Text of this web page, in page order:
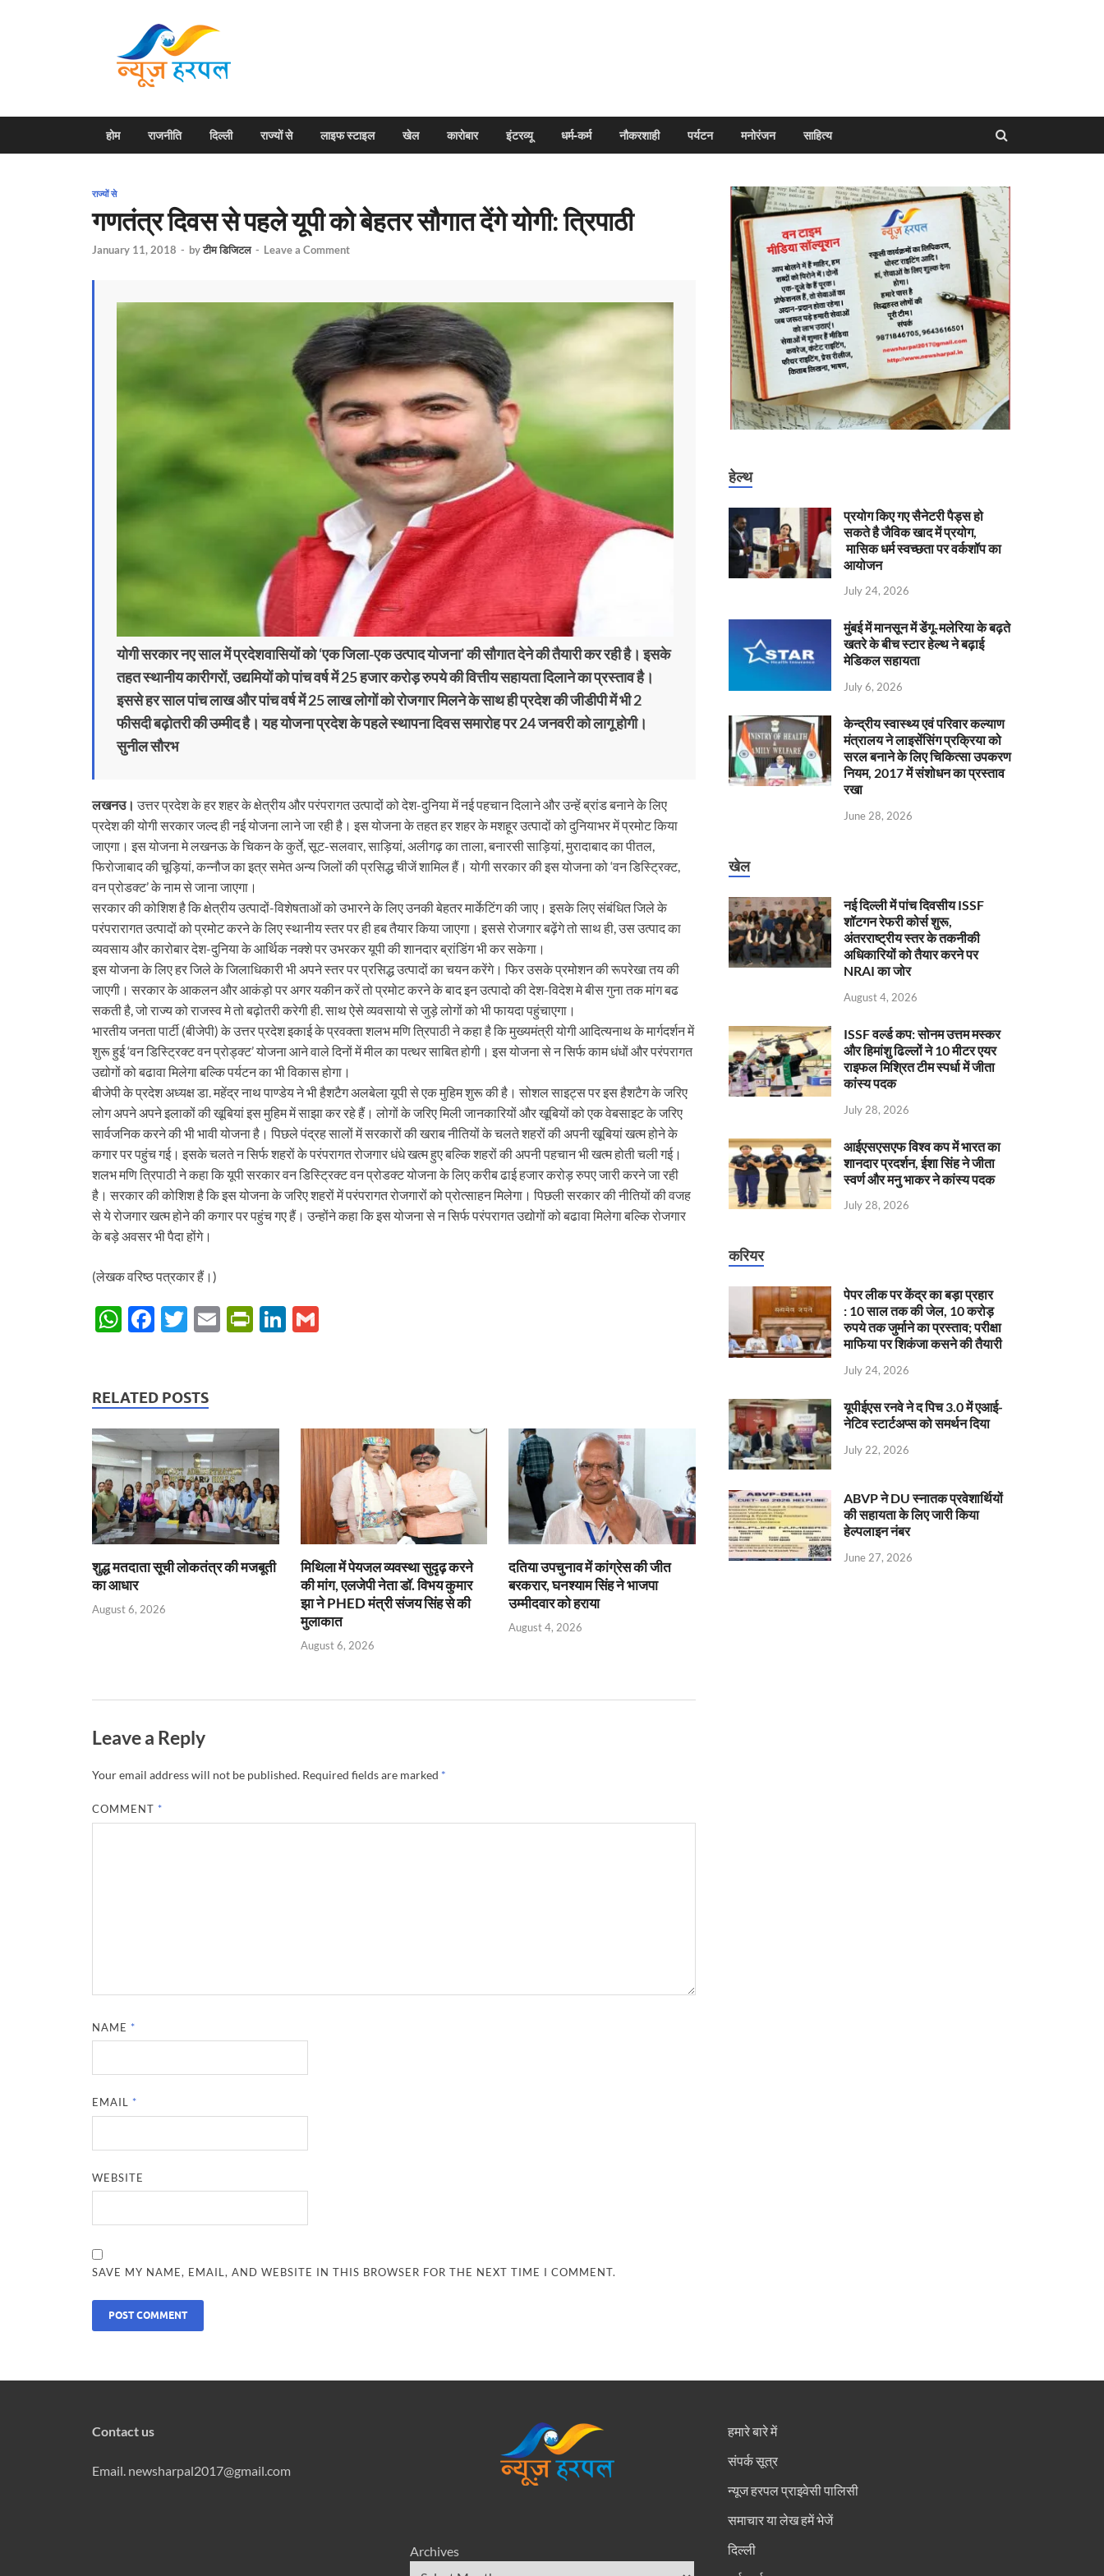
होम राजनीति दिल्ली राज्यों से लाइफ स्टाइल खेल कारोबार इंटरव्यू धर्म-कर्म नौकरशाही पर्यटन मनोरंजन साहित्य
राज्यों से
गणतंत्र दिवस से पहले यूपी को बेहतर सौगात देंगे योगी: त्रिपाठी
January 11, 2018 - byटीम डिजिटल - Leave a Comment
योगी सरकार नए साल में प्रदेशवासियों को ‘एक जिला-एक उत्पाद योजना’ की सौगात देने की तैयारी कर रही है। इसके
तहत स्थानीय कारीगरों, उद्यमियों को पांच वर्ष में 25 हजार करोड़ रुपये की वित्तीय सहायता दिलाने का प्रस्ताव है।
इससे हर साल पांच लाख और पांच वर्ष में 25 लाख लोगों को रोजगार मिलने के साथ ही प्रदेश की जीडीपी में भी 2
फीसदी बढ़ोतरी की उम्मीद है। यह योजना प्रदेश के पहले स्थापना दिवस समारोह पर 24 जनवरी को लागू होगी।
सुनील सौरभ
लखनउ। उत्तर प्रदेश के हर शहर के क्षेत्रीय और परंपरागत उत्पादों को देश-दुनिया में नई पहचान दिलाने और उन्हें ब्रांड बनाने के लिए
प्रदेश की योगी सरकार जल्द ही नई योजना लाने जा रही है। इस योजना के तहत हर शहर के मशहूर उत्पादों को दुनियाभर में प्रमोट किया
जाएगा। इस योजना मे लखनऊ के चिकन के कुर्ते, सूट-सलवार, साड़ियां, अलीगढ़ का ताला, बनारसी साड़ियां, मुरादाबाद का पीतल,
फिरोजाबाद की चूड़ियां, कन्नौज का इत्र समेत अन्य जिलों की प्रसिद्ध चीजें शामिल हैं। योगी सरकार की इस योजना को ‘वन डिस्ट्रिक्ट,
वन प्रोडक्ट’ के नाम से जाना जाएगा।
सरकार की कोशिश है कि क्षेत्रीय उत्पादों-विशेषताओं को उभारने के लिए उनकी बेहतर मार्केटिंग की जाए। इसके लिए संबंधित जिले के
परंपरारागत उत्पादों को प्रमोट करने के लिए स्थानीय स्तर पर ही हब तैयार किया जाएगा। इससे रोजगार बढ़ेंगे तो साथ ही, उस उत्पाद का
व्यवसाय और कारोबार देश-दुनिया के आर्थिक नक्शे पर उभरकर यूपी की शानदार ब्रांडिंग भी कर सकेगा।
इस योजना के लिए हर जिले के जिलाधिकारी भी अपने स्तर पर प्रसिद्ध उत्पादों का चयन करेंगे। फिर उसके प्रमोशन की रूपरेखा तय की
जाएगी। सरकार के आकलन और आकंड़ो पर अगर यकीन करें तो प्रमोट करने के बाद इन उत्पादो की देश-विदेश मे बीस गुना तक मांग बढ
सकती है, जो राज्य को राजस्व मे तो बढ़ोतरी करेगी ही. साथ ऐसे व्यवसायो से जुड़े लोगों को भी फायदा पहुंचाएगा।
भारतीय जनता पार्टी (बीजेपी) के उत्तर प्रदेश इकाई के प्रवक्ता शलभ मणि त्रिपाठी ने कहा है कि मुख्यमंत्री योगी आदित्यनाथ के मार्गदर्शन में
शुरू हुई ‘वन डिस्ट्रिक्ट वन प्रोड्क्ट’ योजना आने वाले दिनों में मील का पत्थर साबित होगी। इस योजना से न सिर्फ काम धंधों और परंपरागत
उद्योगों को बढावा मिलेगा बल्कि पर्यटन का भी विकास होगा।
बीजेपी के प्रदेश अध्यक्ष डा. महेंद्र नाथ पाण्डेय ने भी हैशटैग अलबेला यूपी से एक मुहिम शुरू की है। सोशल साइट्स पर इस हैशटैग के जरिए
लोग अपने अपने इलाकों की खूबियां इस मुहिम में साझा कर रहे हैं। लोगों के जरिए मिली जानकारियों और खूबियों को एक वेबसाइट के जरिए
सार्वजनिक करने की भी भावी योजना है। पिछले पंद्रह सालों में सरकारों की खराब नीतियों के चलते शहरों की अपनी खूबियां खत्म होने के
कगार पर पहुंच गई। इसके चलते न सिर्फ शहरों के परंपरागत रोजगार धंधे खत्म हुए बल्कि शहरों की अपनी पहचान भी खत्म होती चली गई।
शलभ मणि त्रिपाठी ने कहा कि यूपी सरकार वन डिस्ट्रिक्ट वन प्रोडक्ट योजना के लिए करीब ढाई हजार करोड़ रुपए जारी करने जा रही
है। सरकार की कोशिश है कि इस योजना के जरिए शहरों में परंपरागत रोजगारों को प्रोत्साहन मिलेगा। पिछली सरकार की नीतियों की वजह
से ये रोजगार खत्म होने की कगार पर पहुंच गए हैं। उन्होंने कहा कि इस योजना से न सिर्फ परंपरागत उद्योगों को बढावा मिलेगा बल्कि रोजगार
के बड़े अवसर भी पैदा होंगे।
(लेखक वरिष्ठ पत्रकार हैं।)
W
s
A
p
p
F
b
o
o
k
T
er
E
P
ie
n
dl
y
Li
dI
RELATED POSTS
शुद्ध मतदाता सूची लोकतंत्र की मजबूती
का आधार
August 6, 2026
मिथिला में पेयजल व्यवस्था सुदृढ़ करने
की मांग, एलजेपी नेता डॉ. विभय कुमार
झा ने PHED मंत्री संजय सिंह से की
मुलाकात
August 6, 2026
दतिया उपचुनाव में कांग्रेस की जीत
बरकरार, घनश्याम सिंह ने भाजपा
उम्मीदवार को हराया
August 4, 2026
Leave a Reply
Your email address will not be published. Required fields are marked *
COMMENT *
NAME *
EMAIL *
WEBSITE
SAVE MY NAME, EMAIL, AND WEBSITE IN THIS BROWSER FOR THE NEXT TIME I COMMENT.
हेल्थ
प्रयोग किए गए सैनेटरी पैड्स हो
सकते है जैविक खाद में प्रयोग,
मासिक धर्म स्वच्छता पर वर्कशॉप का
आयोजन
July 24, 2026
मुंबई में मानसून में डेंगू-मलेरिया के बढ़ते
खतरे के बीच स्टार हेल्थ ने बढ़ाई
मेडिकल सहायता
July 6, 2026
केन्‍द्रीय स्वास्थ्य एवं परिवार कल्याण
मंत्रालय ने लाइसेंसिंग प्रक्रिया को
सरल बनाने के लिए चिकित्सा उपकरण
नियम, 2017 में संशोधन का प्रस्ताव
रखा
June 28, 2026
खेल
नई दिल्ली में पांच दिवसीय ISSF
शॉटगन रेफरी कोर्स शुरू,
अंतरराष्ट्रीय स्तर के तकनीकी
अधिकारियों को तैयार करने पर
NRAI का जोर
August 4, 2026
ISSF वर्ल्ड कप: सोनम उत्तम मस्कर
और हिमांशु ढिल्लों ने 10 मीटर एयर
राइफल मिश्रित टीम स्पर्धा में जीता
कांस्य पदक
July 28, 2026
आईएसएसएफ विश्व कप में भारत का
शानदार प्रदर्शन, ईशा सिंह ने जीता
स्वर्ण और मनु भाकर ने कांस्य पदक
July 28, 2026
करियर
पेपर लीक पर केंद्र का बड़ा प्रहार
: 10 साल तक की जेल, 10 करोड़
रुपये तक जुर्माने का प्रस्ताव; परीक्षा
माफिया पर शिकंजा कसने की तैयारी
July 24, 2026
यूपीईएस रनवे ने द पिच 3.0 में एआई-
नेटिव स्टार्टअप्स को समर्थन दिया
July 22, 2026
ABVP ने DU स्नातक प्रवेशार्थियों
की सहायता के लिए जारी किया
हेल्पलाइन नंबर
June 27, 2026
Contact us
Email. newsharpal2017@gmail.com
Archives
हमारे बारे में
संपर्क सूत्र
न्यूज हरपल प्राइवेसी पालिसी
समाचार या लेख हमें भेजें
दिल्ली